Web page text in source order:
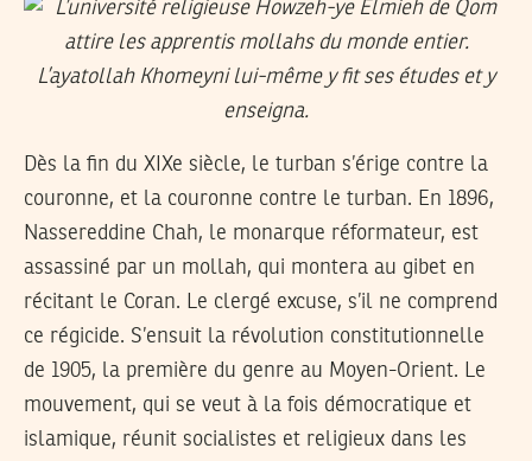
Dès la fin du XIXe siècle, le turban s’érige contre la
couronne, et la couronne contre le turban. En 1896,
Nassereddine Chah, le monarque réformateur, est
assassiné par un mollah, qui montera au gibet en
récitant le Coran. Le clergé excuse, s’il ne comprend
ce régicide. S’ensuit la révolution constitutionnelle
de 1905, la première du genre au Moyen-Orient. Le
mouvement, qui se veut à la fois démocratique et
islamique, réunit socialistes et religieux dans les